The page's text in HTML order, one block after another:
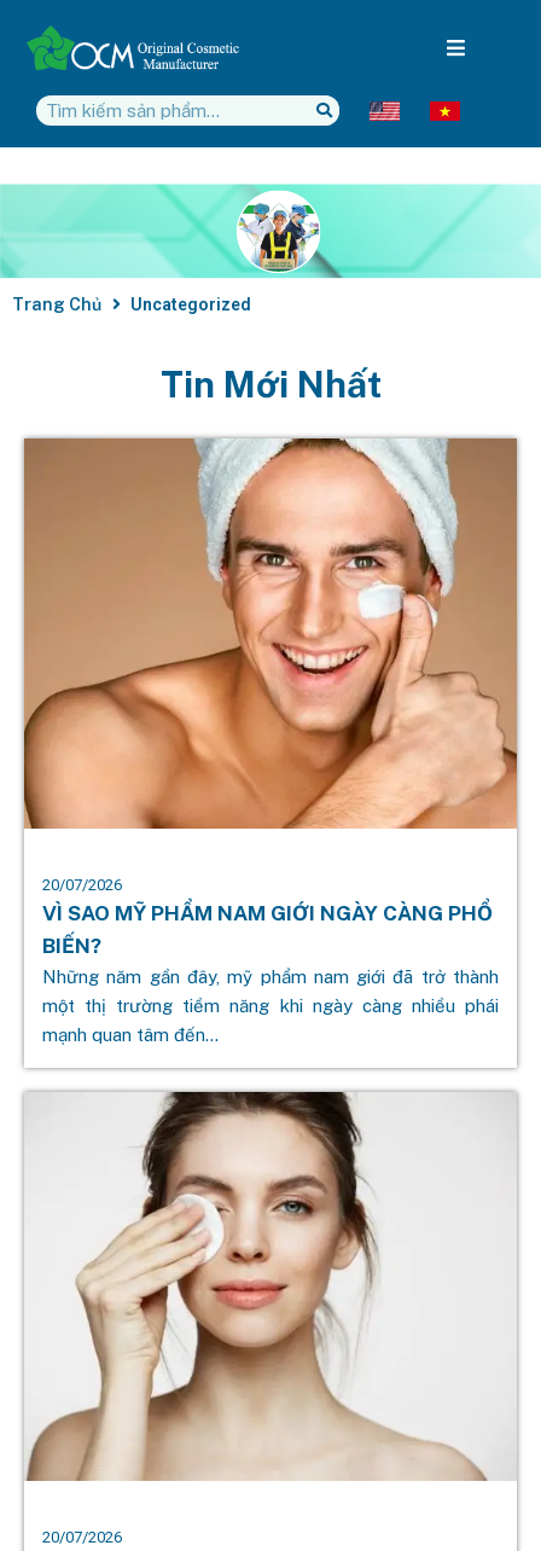
Trang Chủ Uncategorized
Tin Mới Nhất
20/07/2026
VÌ SAO MỸ PHẨM NAM GIỚI NGÀY CÀNG PHỔ
BIẾN?
Những năm gần đây, mỹ phẩm nam giới đã trở thành
một thị trường tiềm năng khi ngày càng nhiều phái
mạnh quan tâm đến...
20/07/2026